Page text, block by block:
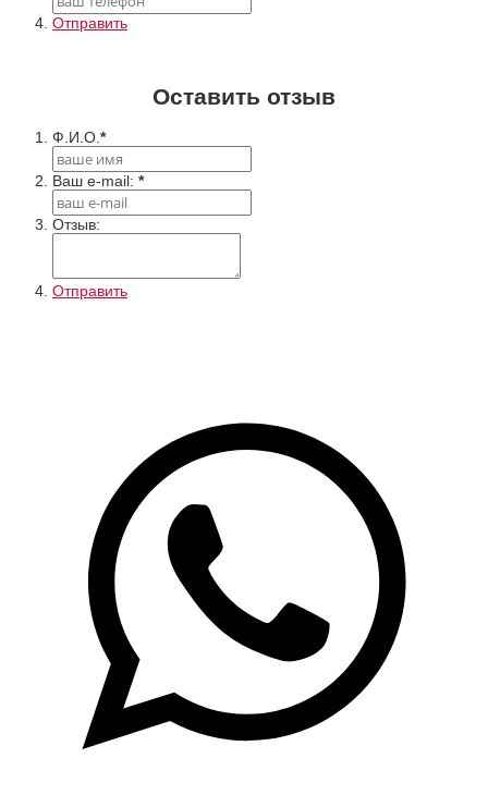
Отправить
Оставить отзыв
Ф.И.О.*
Ваш e-mail: *
Отзыв:
Отправить